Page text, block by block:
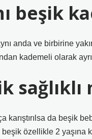
beşik
anda ve birbirine
kademeli olarak
sağlıklı
karıştırılsa da beşik
beşik özellikle 2